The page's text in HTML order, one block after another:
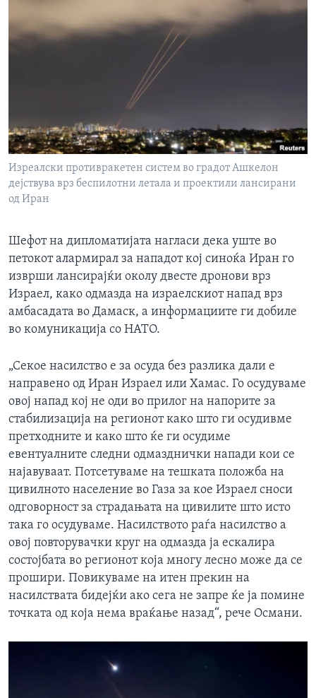
Изреалски противракетен систем во градот Ашкелон
дејствува врз беспилотни летала и проектили лансирани
од Иран
Шефот на дипломатијата нагласи дека уште во
петокот алармирал за нападот кој синоќа Иран го
изврши лансирајќи околу двесте дронови врз
Израел, како одмазда на израелскиот напад врз
амбасадата во Дамаск, а информациите ги добиле
во комуникација со НАТО.
„Секое насилство е за осуда без разлика дали е
направено од Иран Израел или Хамас. Го осудуваме
овој напад кој не оди во прилог на напорите за
стабилизација на регионот како што ги осудивме
претходните и како што ќе ги осудиме
евентуалните следни одмазднички напади кои се
најавуваат. Потсетуваме на тешката положба на
цивилното население во Газа за кое Израел сноси
одговорност за страдањата на цивилите што исто
така го осудуваме. Насилството раѓа насилство а
овој повторувачки круг на одмазда ја ескалира
состојбата во регионот која многу лесно може да се
прошири. Повикуваме на итен прекин на
насилствата бидејќи ако сега не запре ќе ја помине
точката од која нема враќање назад“, рече Османи.